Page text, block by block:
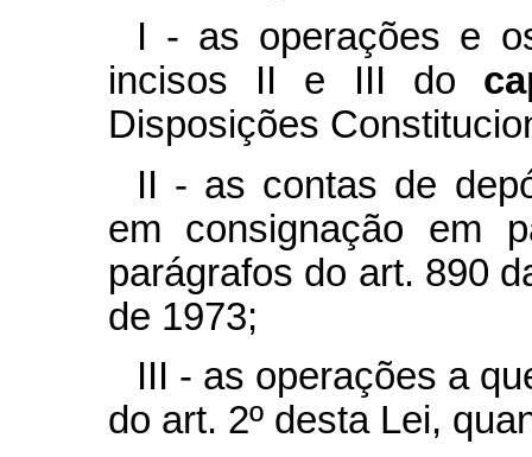
I - as operações e
incisos II e III do
Disposições
II - as contas de
em consignação em
parágrafos do art. 890
de 1973;
III - as operações a
do art. 2º desta Lei,